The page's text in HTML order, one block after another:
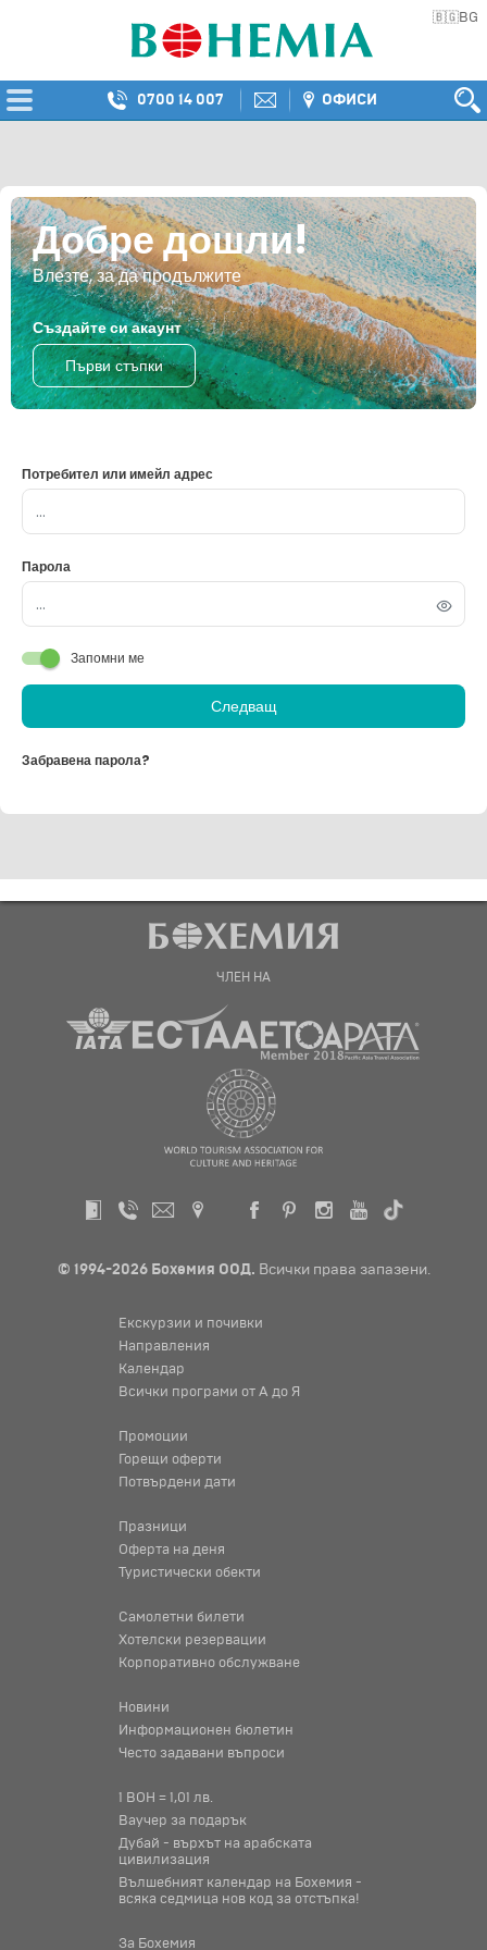
🇧🇬BG
0700 14 007 ОФИСИ
Добре дошли!
Влезте, за да продължите
Създайте си акаунт
Първи стъпки
Потребител или имейл адрес
Парола
Запомни ме
Следващ
Забравена парола?
ЧЛЕН НА
© 1994-2026 Бохемия ООД. Всички права запазени.
Екскурзии и почивки
Направления
Календар
Всички програми от А до Я
Промоции
Горещи оферти
Потвърдени дати
Празници
Оферта на деня
Туристически обекти
Самолетни билети
Хотелски резервации
Корпоративно обслужване
Новини
Информационен бюлетин
Често задавани въпроси
1 BOH = 1,01 лв.
Ваучер за подарък
Дубай - върхът на арабската
цивилизация
Вълшебният календар на Бохемия -
всяка седмица нов код за отстъпка!
За Бохемия